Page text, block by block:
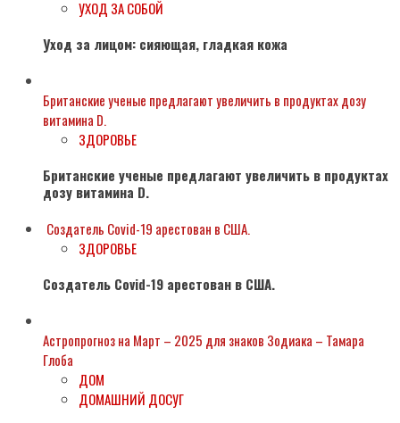
УХОД ЗА СОБОЙ
Уход за лицом: сияющая, гладкая кожа
Британские ученые предлагают увеличить в продуктах дозу
витамина D.
ЗДОРОВЬЕ
Британские ученые предлагают увеличить в продуктах
дозу витамина D.
Создатель Covid-19 арестован в США.
ЗДОРОВЬЕ
Создатель Covid-19 арестован в США.
Астропрогноз на Март – 2025 для знаков Зодиака – Тамара
Глоба
ДОМ
ДОМАШНИЙ ДОСУГ